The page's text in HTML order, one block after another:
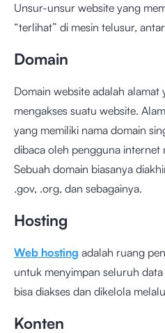
Unsur-unsur website yang
“terlihat” di mesin telusur,
Domain
Domain website adalah
mengakses suatu website.
yang memiliki nama domain
dibaca oleh pengguna internet
Sebuah domain biasanya
.gov, .org, dan sebagainya.
Hosting
Web hosting adalah ruang
untuk menyimpan seluruh
bisa diakses dan dikelola
Konten